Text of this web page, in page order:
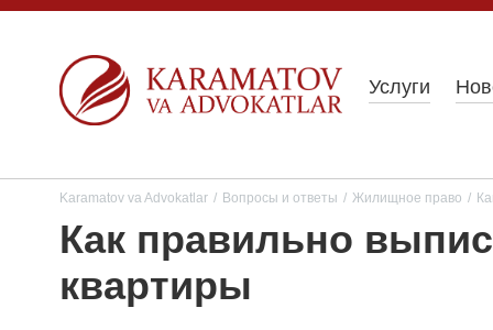
Услуги
Karamatov va Advokatlar / Вопросы и ответы / Жилищное право /
Как правильно
квартиры